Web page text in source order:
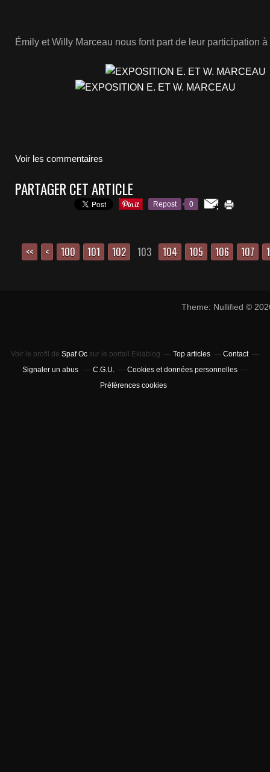
Émily et Willy Marceau nous font part de leur participation
Voir les commentaires
PARTAGER CET ARTICLE
Repost 0
<< < 100 101 102 103 104 105 106 107
Theme: Nullified ©
Voir le profil de Spaf Oc sur le portail Eklablog Top articles
Contact
Signaler un abus
C.G.U.
Cookies et données personnelles
Préférences cookies